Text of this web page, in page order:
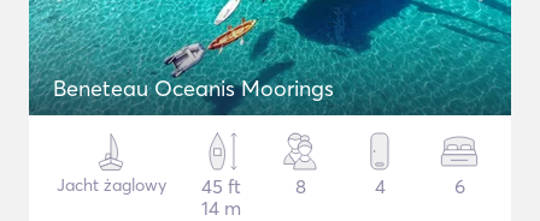
Beneteau Oceanis Moorings
Jacht żaglowy
45 ft
14 m
8 4 6